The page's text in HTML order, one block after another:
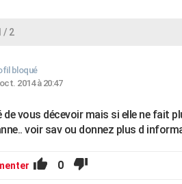
/ 2
bloqué
2014 à 20:47
de vous décevoir mais si elle ne fait
voir sav ou donnez plus d
0